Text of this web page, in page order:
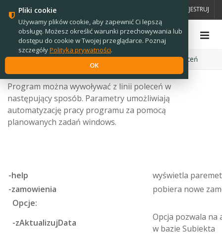
ZAREJESTRUJ
Strona główna › Oprogramowanie › s2s › Linia poleceń
Program można wywoływać z linii poleceń w
następujący sposób. Parametry umożliwiają
automatyzację pracy programu za pomocą
planowanych zadań windows.
-help
wyświetla
-zamowienia
pobiera nowe
Opcje:
-zAktualizujData
Opcja pozwala na
w bazie Subiekta
Pliki cookie
Używamy plików cookie, aby zapewnić Ci lepszą
obsługę. Możesz określić warunki przechowywania lub
dostępu do cookie w Twojej przeglądarce. Poznaj
szczegółyPolityka prywatności.
OK